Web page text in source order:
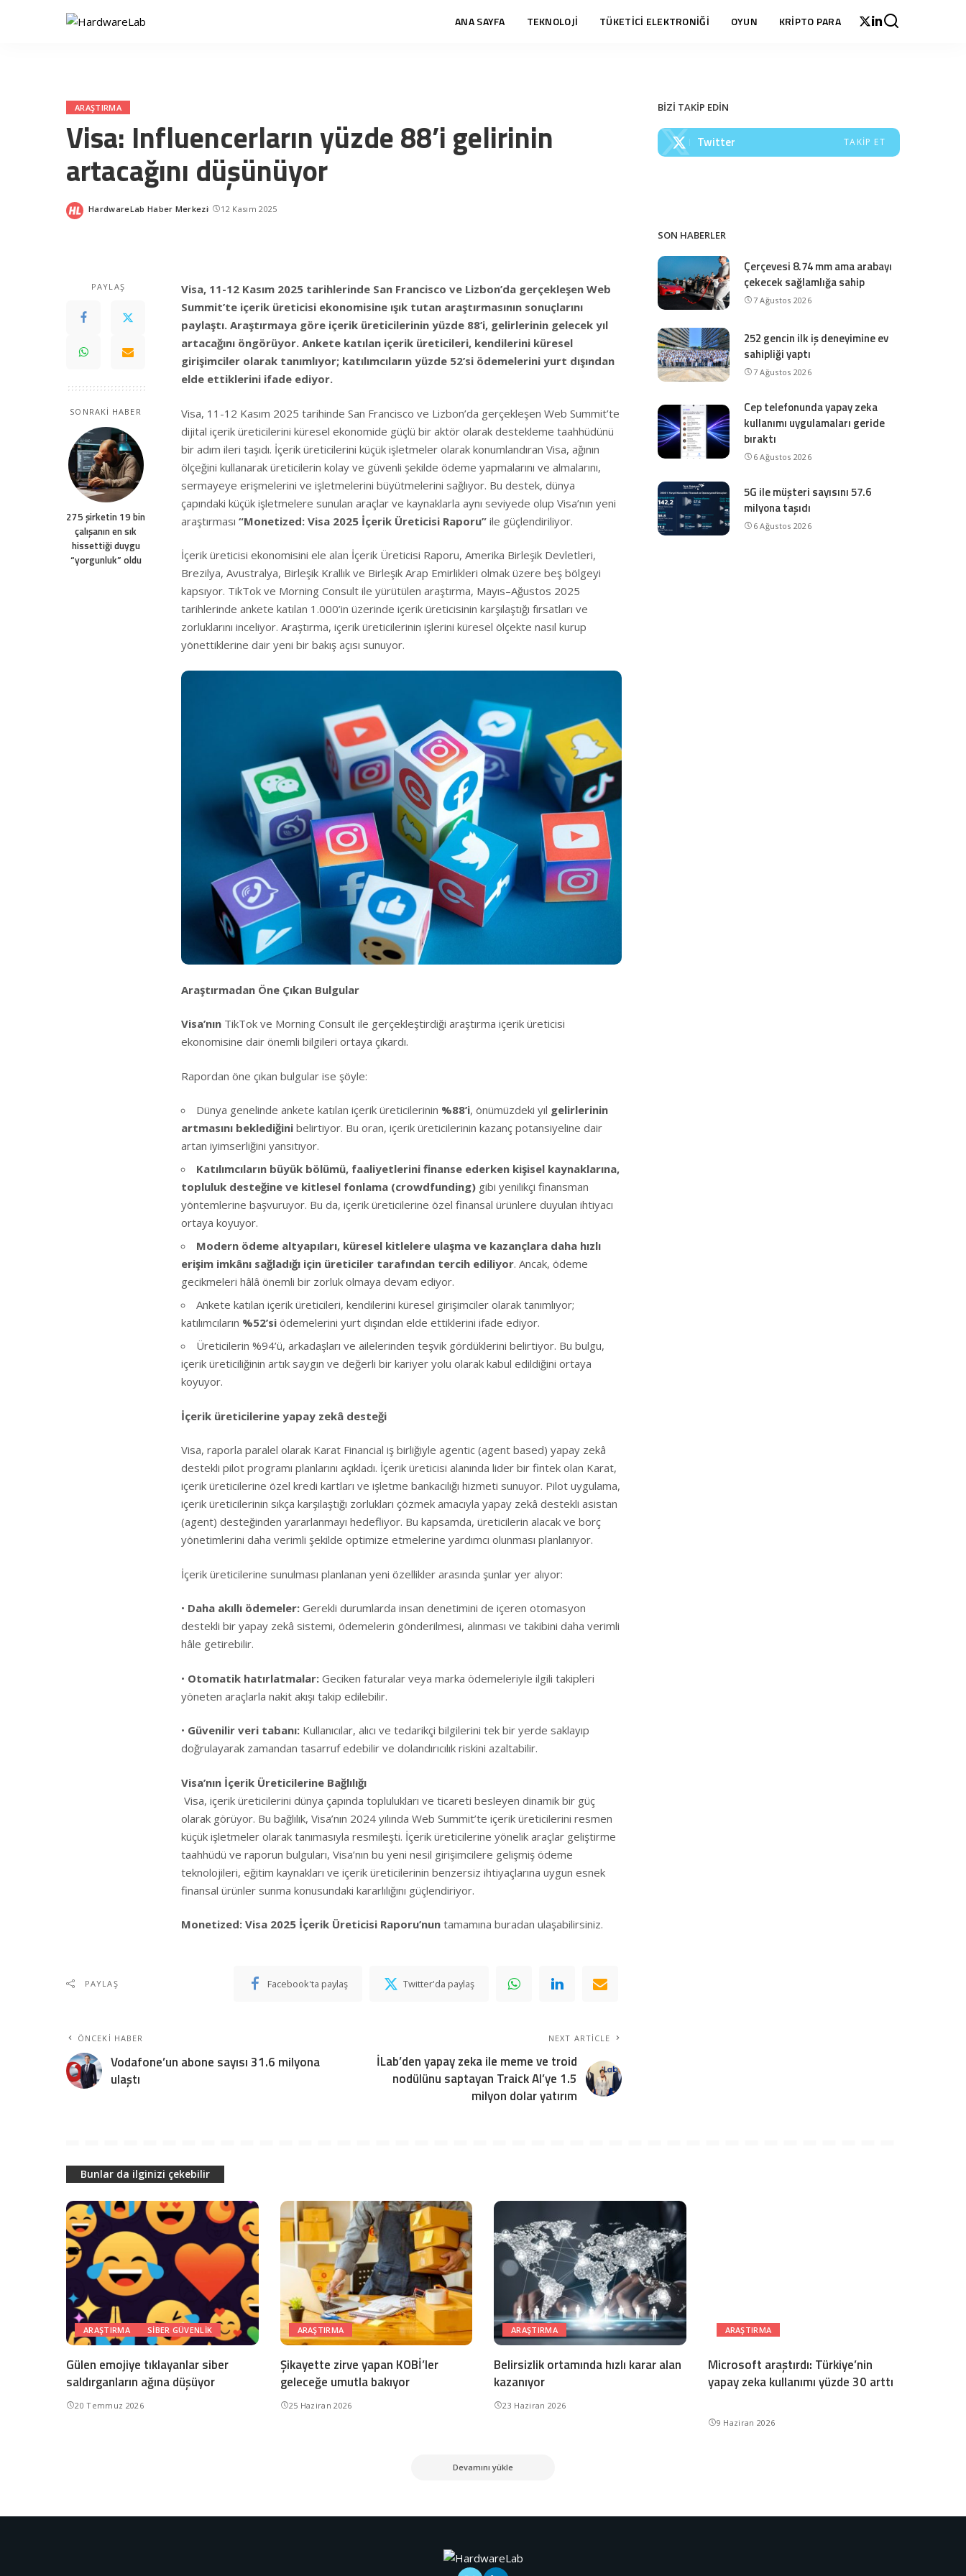
ANA SAYFA TEKNOLOJİ TÜKETİCİ ELEKTRONİĞİ OYUN KRİPTO PARA
ARAŞTIRMA
Visa: Influencerların yüzde 88’i gelirinin
artacağını düşünüyor
Posted
HardwareLab Haber Merkezi 12 Kasım 2025
PAYLAŞ
SONRAKİ HABER
275 şirketin 19 bin
çalışanın en sık
hissettiği duygu
“yorgunluk” oldu
Visa, 11-12 Kasım 2025 tarihlerinde San Francisco ve Lizbon’da gerçekleşen Web
Summit’te içerik üreticisi ekonomisine ışık tutan araştırmasının sonuçlarını
paylaştı. Araştırmaya göre içerik üreticilerinin yüzde 88’i, gelirlerinin gelecek yıl
artacağını öngörüyor. Ankete katılan içerik üreticileri, kendilerini küresel
girişimciler olarak tanımlıyor; katılımcıların yüzde 52’si ödemelerini yurt dışından
elde ettiklerini ifade ediyor.
Visa, 11-12 Kasım 2025 tarihinde San Francisco ve Lizbon’da gerçekleşen Web Summit’te
dijital içerik üreticilerini küresel ekonomide güçlü bir aktör olarak destekleme taahhüdünü
bir adım ileri taşıdı. İçerik üreticilerini küçük işletmeler olarak konumlandıran Visa, ağının
ölçeğini kullanarak üreticilerin kolay ve güvenli şekilde ödeme yapmalarını ve almalarını,
sermayeye erişmelerini ve işletmelerini büyütmelerini sağlıyor. Bu destek, dünya
çapındaki küçük işletmelere sunulan araçlar ve kaynaklarla aynı seviyede olup Visa’nın yeni
araştırması “Monetized: Visa 2025 İçerik Üreticisi Raporu” ile güçlendiriliyor.
İçerik üreticisi ekonomisini ele alan İçerik Üreticisi Raporu, Amerika Birleşik Devletleri,
Brezilya, Avustralya, Birleşik Krallık ve Birleşik Arap Emirlikleri olmak üzere beş bölgeyi
kapsıyor. TikTok ve Morning Consult ile yürütülen araştırma, Mayıs–Ağustos 2025
tarihlerinde ankete katılan 1.000’in üzerinde içerik üreticisinin karşılaştığı fırsatları ve
zorluklarını inceliyor. Araştırma, içerik üreticilerinin işlerini küresel ölçekte nasıl kurup
yönettiklerine dair yeni bir bakış açısı sunuyor.
Araştırmadan Öne Çıkan Bulgular
Visa’nın TikTok ve Morning Consult ile gerçekleştirdiği araştırma içerik üreticisi
ekonomisine dair önemli bilgileri ortaya çıkardı.
Rapordan öne çıkan bulgular ise şöyle:
Dünya genelinde ankete katılan içerik üreticilerinin %88’i, önümüzdeki yıl gelirlerinin
artmasını beklediğini belirtiyor. Bu oran, içerik üreticilerinin kazanç potansiyeline dair
artan iyimserliğini yansıtıyor.
Katılımcıların büyük bölümü, faaliyetlerini finanse ederken kişisel kaynaklarına,
topluluk desteğine ve kitlesel fonlama (crowdfunding) gibi yenilikçi finansman
yöntemlerine başvuruyor. Bu da, içerik üreticilerine özel finansal ürünlere duyulan ihtiyacı
ortaya koyuyor.
Modern ödeme altyapıları, küresel kitlelere ulaşma ve kazançlara daha hızlı
erişim imkânı sağladığı için üreticiler tarafından tercih ediliyor. Ancak, ödeme
gecikmeleri hâlâ önemli bir zorluk olmaya devam ediyor.
Ankete katılan içerik üreticileri, kendilerini küresel girişimciler olarak tanımlıyor;
katılımcıların %52’si ödemelerini yurt dışından elde ettiklerini ifade ediyor.
Üreticilerin %94’ü, arkadaşları ve ailelerinden teşvik gördüklerini belirtiyor. Bu bulgu,
içerik üreticiliğinin artık saygın ve değerli bir kariyer yolu olarak kabul edildiğini ortaya
koyuyor.
İçerik üreticilerine yapay zekâ desteği
Visa, raporla paralel olarak Karat Financial iş birliğiyle agentic (agent based) yapay zekâ
destekli pilot programı planlarını açıkladı. İçerik üreticisi alanında lider bir fintek olan Karat,
içerik üreticilerine özel kredi kartları ve işletme bankacılığı hizmeti sunuyor. Pilot uygulama,
içerik üreticilerinin sıkça karşılaştığı zorlukları çözmek amacıyla yapay zekâ destekli asistan
(agent) desteğinden yararlanmayı hedefliyor. Bu kapsamda, üreticilerin alacak ve borç
yönetimlerini daha verimli şekilde optimize etmelerine yardımcı olunması planlanıyor.
İçerik üreticilerine sunulması planlanan yeni özellikler arasında şunlar yer alıyor:
• Daha akıllı ödemeler: Gerekli durumlarda insan denetimini de içeren otomasyon
destekli bir yapay zekâ sistemi, ödemelerin gönderilmesi, alınması ve takibini daha verimli
hâle getirebilir.
• Otomatik hatırlatmalar: Geciken faturalar veya marka ödemeleriyle ilgili takipleri
yöneten araçlarla nakit akışı takip edilebilir.
• Güvenilir veri tabanı: Kullanıcılar, alıcı ve tedarikçi bilgilerini tek bir yerde saklayıp
doğrulayarak zamandan tasarruf edebilir ve dolandırıcılık riskini azaltabilir.
Visa’nın İçerik Üreticilerine Bağlılığı
Visa, içerik üreticilerini dünya çapında toplulukları ve ticareti besleyen dinamik bir güç
olarak görüyor. Bu bağlılık, Visa’nın 2024 yılında Web Summit’te içerik üreticilerini resmen
küçük işletmeler olarak tanımasıyla resmileşti. İçerik üreticilerine yönelik araçlar geliştirme
taahhüdü ve raporun bulguları, Visa’nın bu yeni nesil girişimcilere gelişmiş ödeme
teknolojileri, eğitim kaynakları ve içerik üreticilerinin benzersiz ihtiyaçlarına uygun esnek
finansal ürünler sunma konusundaki kararlılığını güçlendiriyor.
Monetized: Visa 2025 İçerik Üreticisi Raporu’nun tamamına buradan ulaşabilirsiniz.
PAYLAŞ Facebook'ta paylaş Twitter'da paylaş
ÖNCEKI HABER
Vodafone’un abone sayısı 31.6 milyona
ulaştı
NEXT ARTICLE
İLab’den yapay zeka ile meme ve troid
nodülünu saptayan Traick AI’ye 1.5
milyon dolar yatırım
BİZİ TAKİP EDİN
Twitter TAKIP ET
SON HABERLER
Çerçevesi 8.74 mm ama arabayı
çekecek sağlamlığa sahip
7 Ağustos 2026
252 gencin ilk iş deneyimine ev
sahipliği yaptı
7 Ağustos 2026
Cep telefonunda yapay zeka
kullanımı uygulamaları geride
bıraktı
6 Ağustos 2026
5G ile müşteri sayısını 57.6
milyona taşıdı
6 Ağustos 2026
Bunlar da ilginizi çekebilir
ARAŞTIRMA SIBER GÜVENLIK
Gülen emojiye tıklayanlar siber
saldırganların ağına düşüyor
20 Temmuz 2026
ARAŞTIRMA
Şikayette zirve yapan KOBİ’ler
geleceğe umutla bakıyor
25 Haziran 2026
ARAŞTIRMA
Belirsizlik ortamında hızlı karar alan
kazanıyor
23 Haziran 2026
ARAŞTIRMA
Microsoft araştırdı: Türkiye’nin
yapay zeka kullanımı yüzde 30 arttı
9 Haziran 2026
Devamını yükle